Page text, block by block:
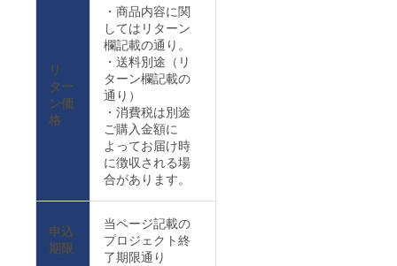
リ
ター
ン価
格
・商品内容に関
してはリターン
欄記載の通り。
・送料別途（リ
ターン欄記載の
通り）
・消費税は別途
ご購入金額に
よってお届け時
に徴収される場
合があります。
申込
期限
当ページ記載の
プロジェクト終
了期限通り